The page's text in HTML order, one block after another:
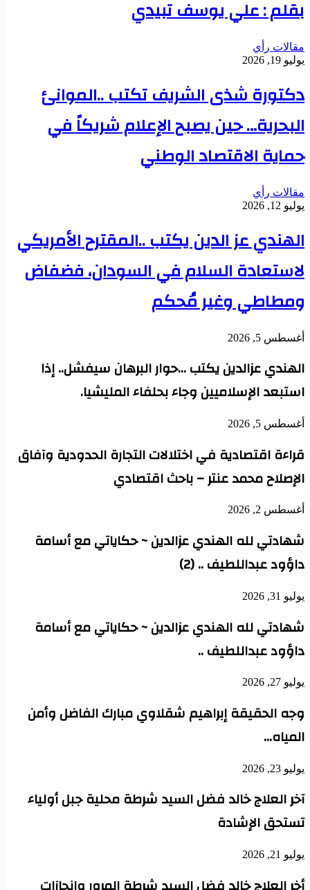
بقلم : علي يوسف تبيدي
مقالات رأي
يوليو 19, 2026
دكتورة شذى الشريف تكتب ..الموانئ
البحرية… حين يصبح الإعلام شريكاً في
حماية الاقتصاد الوطني
مقالات رأي
يوليو 12, 2026
الهندي عز الدين يكتب ..المقترح الأمريكي
لاستعادة السلام في السودان، فضفاض
ومطاطي وغير مُحكم
أغسطس 5, 2026
الهندي عزالدين يكتب …حوار البرهان سيفشل.. إذا
استبعد الإسلاميين وجاء بحلفاء المليشيا.
أغسطس 5, 2026
قراءة اقتصادية في اختلالات التجارة الحدودية وآفاق
الإصلاح محمد عنتر – باحث اقتصادي
أغسطس 2, 2026
شهادتي لله الهندي عزالدين ~ حكاياتي مع أسامة
داؤود عبداللطيف .. (2)
يوليو 31, 2026
شهادتي لله الهندي عزالدين ~ حكاياتي مع أسامة
داؤود عبداللطيف ..
يوليو 27, 2026
وجه الحقيقة إبراهيم شقلاوي مبارك الفاضل وأمن
المياه…
يوليو 23, 2026
آخر العلاج خالد فضل السيد شرطة محلية جبل أولياء
تستحق الإشادة
يوليو 21, 2026